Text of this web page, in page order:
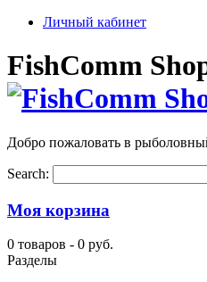
Личный кабинет
FishComm
Добро пожаловать в
Search:
Моя корзина
0 товаров - 0 руб.
Разделы